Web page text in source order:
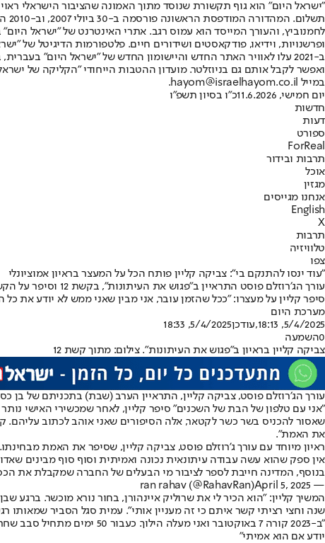
"ישראל היום" הוא גוף תקשורת שנוסד מתוך האמונה שהציבור הישראלי
ופרשנויות, וידיאו, פודקאסטים ושידורים חיים. פלטפורמות הדיגיטל של
ב-2021 עלו לאוויר האתר החדש והיישומון החדש של "ישראל היום"
ואפשר לקבל אותם גם בניוזלטר. מועדון ההטבות הייחודי "הקליקה של
במייל hayom@israelhayom.co.il.
יום חמישי, 11.6.2026
כ"ו בסיון תשפ"ו
חדשות
דעות
ספורט
ForReal
תרבות ובידור
אוכל
מגזין
אנחנו מגייסים
English
X
תרבות
טלוויזיה
צפו
"עוד ינסו להתנקם בי": צביקה קליין פותח הכל על המעצר בראיון אמוציונלי
עורך הג׳רוזלם
סיפר קליין על מעצרו: "ככל שהזמן עובר, אני מבין שאני ממש לא יודע את
מערכת היום
5/4/2025, 18:13
,עודכן5/4/2025, 18:33
0השמעה
צביקה קליין בראיון ב"פגוש את העיתונות". צילום: מתוך קשת 12
עורך הג׳רוזלם פוסט, צביקה קליין, התראיין הערב (שבת) בתכניתם של בן
שאסור להכניס בשר כשר לקטאר, אלה הסיפורים שאני אוהב לכתוב עליהם.
את האמת".
ראיון מיוחד עם עורך ג'רוזלם פוסט, צביקה קליין, שסיפר את האמת מבחינתו.
אין ספק שהוא עשה עבודה עיתונאית נכונה ואמיתית וסוף סוף מבינים
בנוסף, המדינה חייבת לספר לציבור מי הבעלים של החברה שמקבלת את
— ran rahav (@RahavRan)
April 5, 2025
המשיך קליין: "הוא הכיר לי את שרוליק איינהורן, בחור נורא מוכשר.
שנה וחצי רציתי קשר איתם כי זה מעניין אותי״. עמית סגל הסביר שמאותו
״ב-2023 קורה 7 באוקטובר
יודע אם הוא אמיתי״